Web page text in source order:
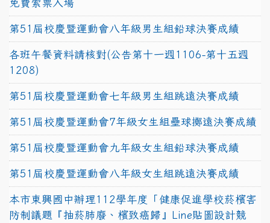
免費索票入場
第51屆校慶暨運動會八年級男生組鉛球決賽成績
各班午餐資料請核對(公告第十一週1106-第十五週
1208)
第51屆校慶暨運動會七年級男生組跳遠決賽成績
第51屆校慶暨運動會7年級女生組壘球擲遠決賽成績
第51屆校慶暨運動會九年級女生組鉛球決賽成績
第51屆校慶暨運動會八年級女生組跳遠決賽成績
本市東興國中辦理112學年度「健康促進學校菸檳害
防制議題『抽菸肺廢、檳致癌歸』Line貼圖設計競